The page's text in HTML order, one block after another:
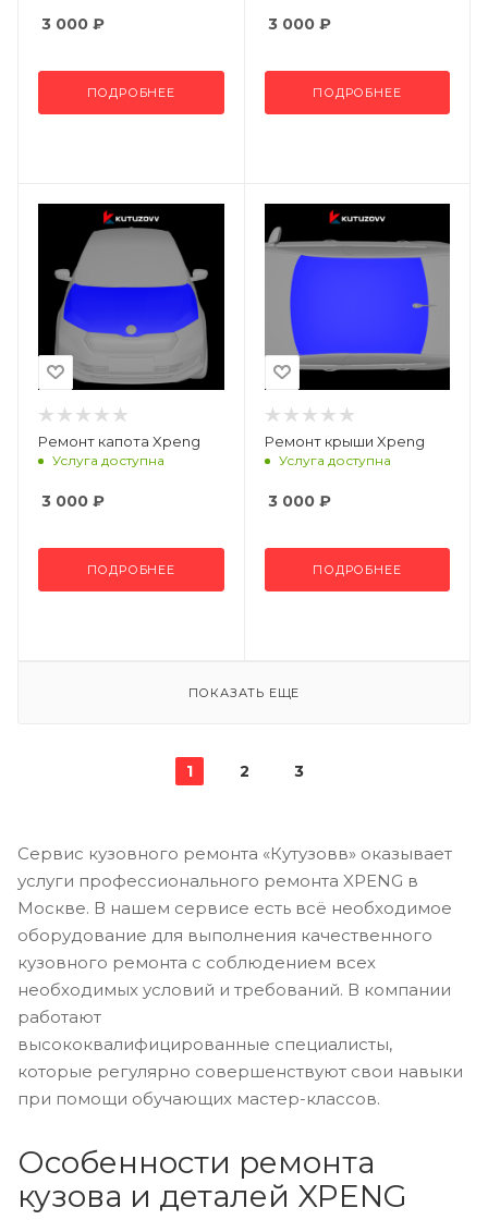
3 000 ₽
ПОДРОБНЕЕ
3 000₽
ПОДРОБНЕЕ
Ремонт капота Xpeng
Услуга доступна
3 000 ₽
ПОДРОБНЕЕ
Ремонт крыши Xpeng
Услуга доступна
3 000₽
ПОДРОБНЕЕ
ПОКАЗАТЬ ЕЩЕ
1 2 3
Сервис кузовного ремонта «Кутузовв» оказывает
услуги профессионального ремонта XPENG в
Москве. В нашем сервисе есть всё необходимое
оборудование для выполнения качественного
кузовного ремонта с соблюдением всех
необходимых условий и требований. В компании
работают
высококвалифицированные специалисты,
которые регулярно совершенствуют свои навыки
при помощи обучающих мастер-классов.
Особенности ремонта
кузова и деталей XPENG